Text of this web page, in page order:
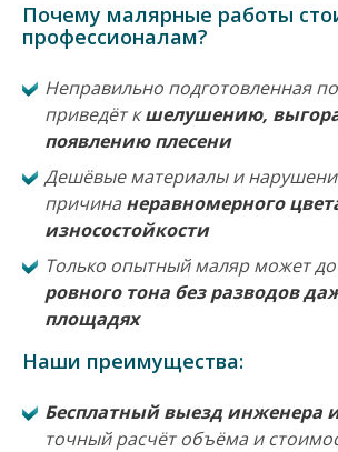
Почему малярные работы
профессионалам?
Неправильно подготовленная
приведёт кшелушению,
появлению плесени
Дешёвые материалы и
причина неравномерного
износостойкости
Только опытный маляр может
ровного тона без разводов
площадях
Наши преимущества:
Бесплатный выезд инженера
точный расчёт объёма и